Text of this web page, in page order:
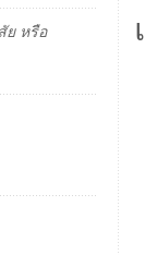
ย หรือ